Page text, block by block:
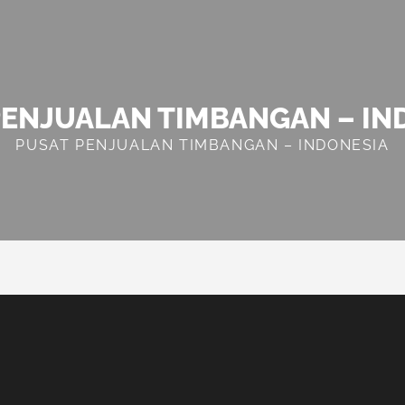
TIMBANGAN –
PUSAT PENJUALAN TIMBANGAN – INDONESIA